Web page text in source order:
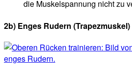
die Muskelspannung nicht zu
2b) Enges Rudern (Trapezmuskel)